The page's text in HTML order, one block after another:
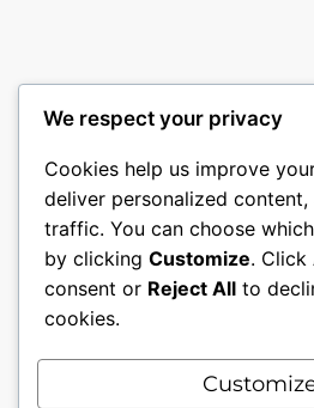
Mon compte
We respect your privacy
Cookies help us improve
deliver personalized content,
traffic. You can choose
by clicking Customize. Click
consent or Reject All to
cookies.